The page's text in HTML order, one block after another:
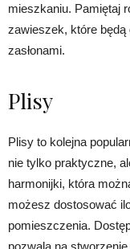
mieszkaniu. Pamiętaj
zawieszek, które będą
zasłonami.
Plisy
Plisy to kolejna
nie tylko praktyczne,
harmonijki, która
możesz dostosować
pomieszczenia.
pozwala na